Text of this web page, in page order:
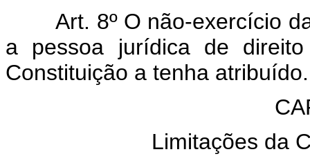
Art. 8º O não-exercício da
a pessoa jurídica de
Constituição a tenha atribuído.
Limitações da